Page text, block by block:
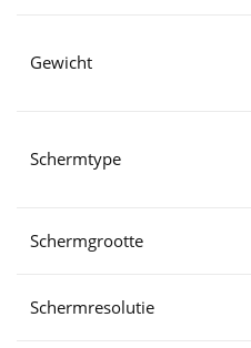
Gewicht
Schermtype
Schermgrootte
Schermresolutie